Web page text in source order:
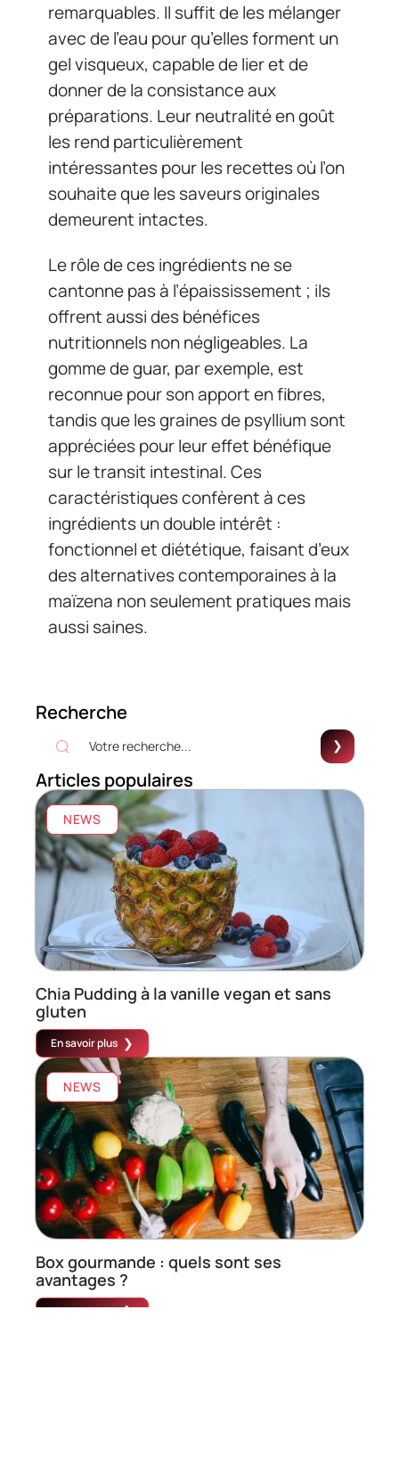
remarquables. Il suffit de les mélanger
avec de l’eau pour qu’elles forment un
gel visqueux, capable de lier et de
donner de la consistance aux
préparations. Leur neutralité en goût
les rend particulièrement
intéressantes pour les recettes où l’on
souhaite que les saveurs originales
demeurent intactes.
Le rôle de ces ingrédients ne se
cantonne pas à l’épaississement ; ils
offrent aussi des bénéfices
nutritionnels non négligeables. La
gomme de guar, par exemple, est
reconnue pour son apport en fibres,
tandis que les graines de psyllium sont
appréciées pour leur effet bénéfique
sur le transit intestinal. Ces
caractéristiques confèrent à ces
ingrédients un double intérêt :
fonctionnel et diététique, faisant d’eux
des alternatives contemporaines à la
maïzena non seulement pratiques mais
aussi saines.
Recherche
Articles populaires
NEWS
Chia Pudding à la vanille vegan et sans
gluten
En savoir plus
NEWS
Box gourmande : quels sont ses
avantages ?
En savoir plus